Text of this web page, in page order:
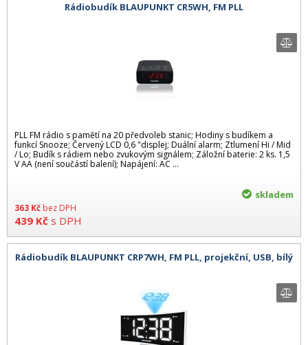
Rádiobudík BLAUPUNKT CR5WH, FM PLL
PLL FM rádio s pamětí na 20 předvoleb stanic; Hodiny s budíkem a
funkcí Snooze; Červený LCD 0,6 "displej; Duální alarm; Ztlumení Hi / Mid
/ Lo; Budík s rádiem nebo zvukovým signálem; Záložní baterie: 2 ks. 1,5
V AA (není součástí balení); Napájení: AC ...
363 Kč bez DPH
439 Kč s DPH
skladem
Rádiobudík BLAUPUNKT CRP7WH, FM PLL, projekční, USB, bílý